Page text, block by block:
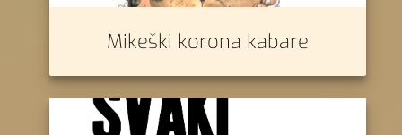
Mikeški korona kabare